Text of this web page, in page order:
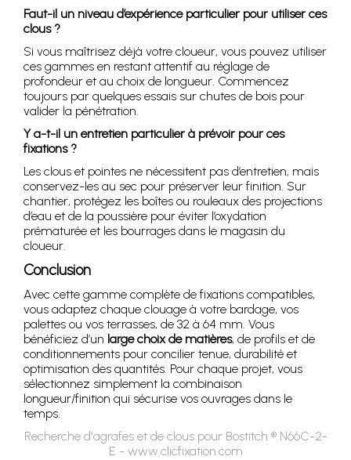
Faut-il un niveau d’expérience particulier pour utiliser ces
clous ?
Si vous maîtrisez déjà votre cloueur, vous pouvez utiliser
ces gammes en restant attentif au réglage de
profondeur et au choix de longueur. Commencez
toujours par quelques essais sur chutes de bois pour
valider la pénétration.
Y a-t-il un entretien particulier à prévoir pour ces
fixations ?
Les clous et pointes ne nécessitent pas d’entretien, mais
conservez-les au sec pour préserver leur finition. Sur
chantier, protégez les boîtes ou rouleaux des projections
d’eau et de la poussière pour éviter l’oxydation
prématurée et les bourrages dans le magasin du
cloueur.
Conclusion
Avec cette gamme complète de fixations compatibles,
vous adaptez chaque clouage à votre bardage, vos
palettes ou vos terrasses, de 32 à 64 mm. Vous
bénéficiez d’un large choix de matières, de profils et de
conditionnements pour concilier tenue, durabilité et
optimisation des quantités. Pour chaque projet, vous
sélectionnez simplement la combinaison
longueur/finition qui sécurise vos ouvrages dans le
temps.
Recherche d'agrafes et de clous pour Bostitch ® N66C-2-
E - www.clicfixation.com